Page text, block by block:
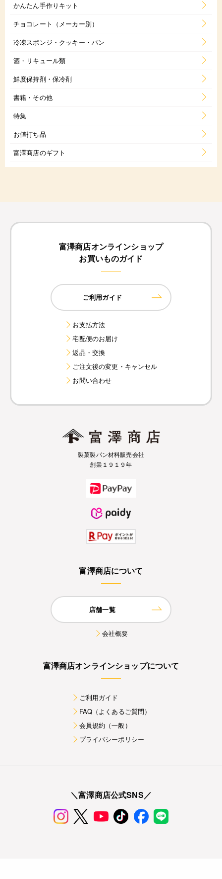
かんたん手作りキット
チョコレート（メーカー別）
冷凍スポンジ・クッキー・パン
酒・リキュール類
鮮度保持剤・保冷剤
書籍・その他
特集
お値打ち品
富澤商店のギフト
富澤商店オンラインショップ
お買いものガイド
ご利用ガイド
お支払方法
宅配便のお届け
返品・交換
ご注文後の変更・キャンセル
お問い合わせ
製菓製パン材料販売会社
創業１９１９年
富澤商店について
店舗一覧
会社概要
富澤商店オンラインショップについて
ご利用ガイド
FAQ（よくあるご質問）
会員規約（一般）
プライバシーポリシー
＼富澤商店公式SNS／